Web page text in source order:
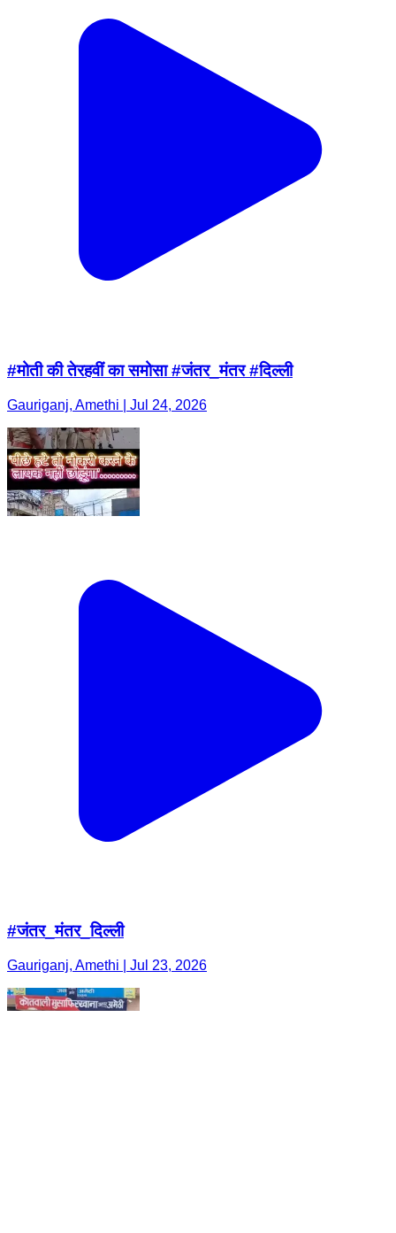
#मोती की तेरहवीं का समोसा #जंतर_मंतर #दिल्ली
Gauriganj, Amethi | Jul 24, 2026
#जंतर_मंतर_दिल्ली
Gauriganj, Amethi | Jul 23, 2026